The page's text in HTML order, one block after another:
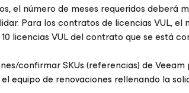
el número de meses requeridos deberá
Para los contratos de licencias VUL, el
licencias VUL del contrato que se está
confirmar SKUs (referencias) de
equipo de renovaciones rellenando la